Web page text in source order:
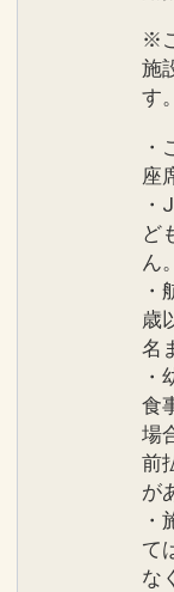
※
施
す。
・
座
・
ど
ん。
・
歳
名
・
食
場
前
が
・
て
な